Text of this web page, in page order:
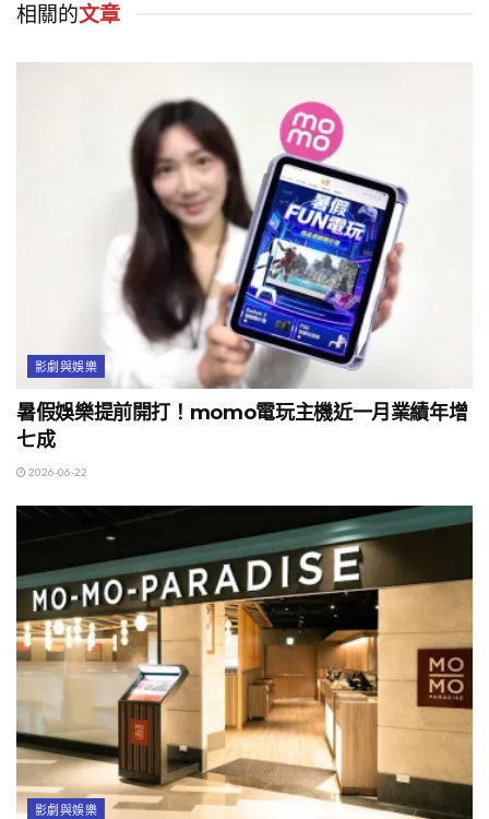
相關的文章
影劇與娛樂
暑假娛樂提前開打！momo電玩主機近一月業績年增
七成
2026-06-22
影劇與娛樂